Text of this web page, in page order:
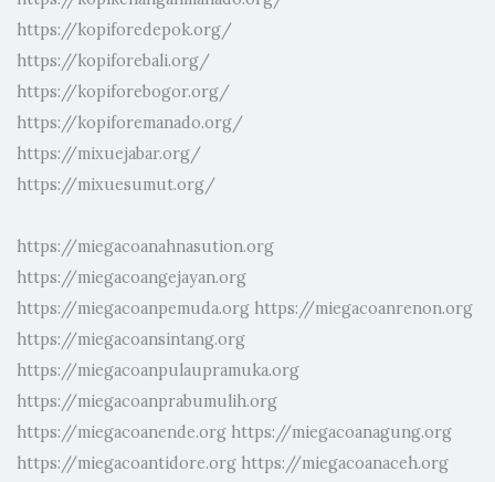
https://kopiforedepok.org/
https://kopiforebali.org/
https://kopiforebogor.org/
https://kopiforemanado.org/
https://mixuejabar.org/
https://mixuesumut.org/
https://miegacoanahnasution.org
https://miegacoangejayan.org
https://miegacoanpemuda.org https://miegacoanrenon.org
https://miegacoansintang.org
https://miegacoanpulaupramuka.org
https://miegacoanprabumulih.org
https://miegacoanende.org https://miegacoanagung.org
https://miegacoantidore.org https://miegacoanaceh.org